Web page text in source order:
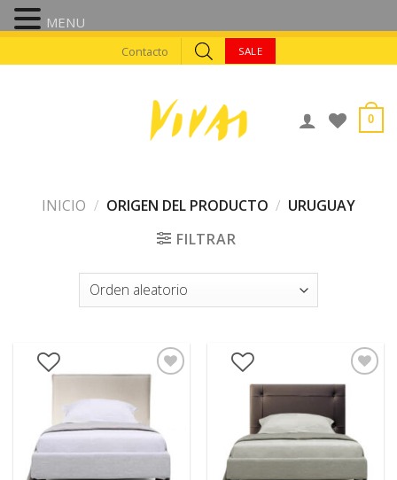
to
Contacto SALE
0
INICIO / ORIGEN DEL PRODUCTO / URUGUAY
FILTRAR
MENU